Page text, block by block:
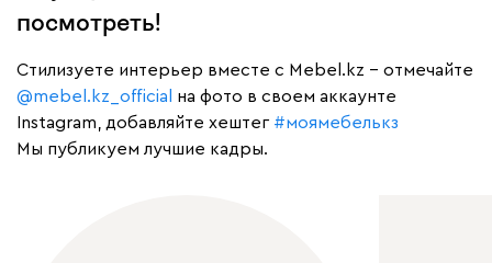
посмотреть!
Cтилизуете интерьер вместе с Mebel.kz – отмечайте
@mebel.kz_official
на фото в своем аккаунте
Instagram, добавляйте хештег #моямебелькз
Мы публикуем лучшие кадры.